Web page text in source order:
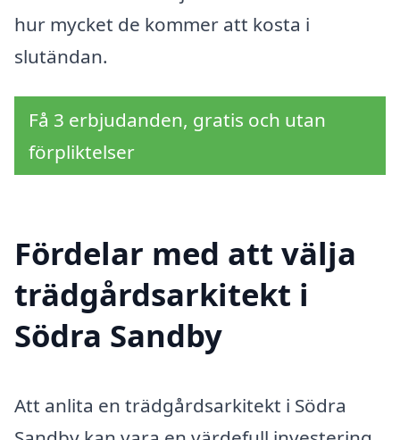
hur mycket de kommer att kosta i
slutändan.
Få 3 erbjudanden, gratis och utan
förpliktelser
Fördelar med att välja
trädgårdsarkitekt i
Södra Sandby
Att anlita en trädgårdsarkitekt i Södra